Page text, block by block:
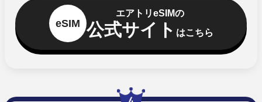
eSIM
エアトリeSIMの
公式サイト はこちら